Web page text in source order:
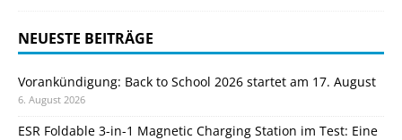
NEUESTE BEITRÄGE
Vorankündigung: Back to School 2026 startet am 17. August
6. August 2026
ESR Foldable 3-in-1 Magnetic Charging Station im Test: Eine